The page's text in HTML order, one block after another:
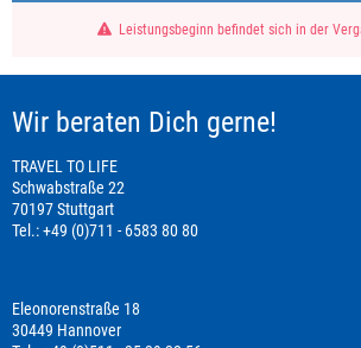
Leistungsbeginn befindet sich in der
Wir beraten Dich gerne!
TRAVEL TO LIFE
Schwabstraße 22
70197 Stuttgart
Tel.: +49 (0)711 - 6583 80 80
Eleonorenstraße 18
30449 Hannover